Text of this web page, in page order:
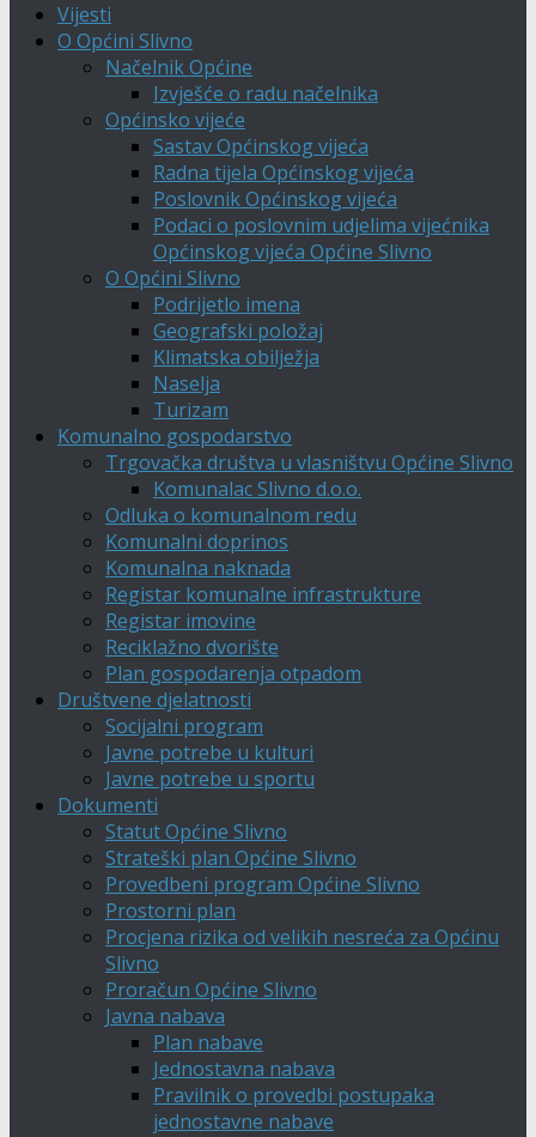
Vijesti
O Općini Slivno
Načelnik Općine
Izvješće o radu načelnika
Općinsko vijeće
Sastav Općinskog vijeća
Radna tijela Općinskog vijeća
Poslovnik Općinskog vijeća
Podaci o poslovnim udjelima vijećnika
Općinskog vijeća Općine Slivno
O Općini Slivno
Podrijetlo imena
Geografski položaj
Klimatska obilježja
Naselja
Turizam
Komunalno gospodarstvo
Trgovačka društva u vlasništvu Općine Slivno
Komunalac Slivno d.o.o.
Odluka o komunalnom redu
Komunalni doprinos
Komunalna naknada
Registar komunalne infrastrukture
Registar imovine
Reciklažno dvorište
Plan gospodarenja otpadom
Društvene djelatnosti
Socijalni program
Javne potrebe u kulturi
Javne potrebe u sportu
Dokumenti
Statut Općine Slivno
Strateški plan Općine Slivno
Provedbeni program Općine Slivno
Prostorni plan
Procjena rizika od velikih nesreća za Općinu
Slivno
Proračun Općine Slivno
Javna nabava
Plan nabave
Jednostavna nabava
Pravilnik o provedbi postupaka
jednostavne nabave